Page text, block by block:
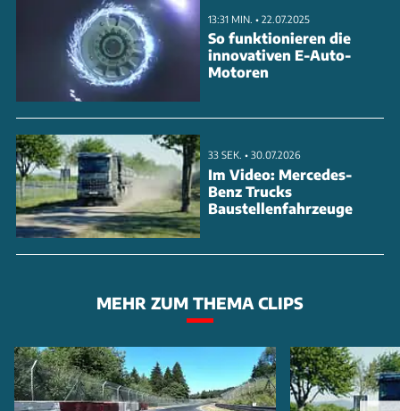
13:31 MIN. • 22.07.2025
So funktionieren die
innovativen E-Auto-
Motoren
33 SEK. • 30.07.2026
Im Video: Mercedes-
Benz Trucks
Baustellenfahrzeuge
MEHR ZUM THEMA CLIPS